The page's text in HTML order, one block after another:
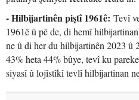
- Hilbijartinên piştî 1961ê: Tevî
1961ê û pê de, di hemî
ne û di her du hilbijartinên 2023 û
43% heta 44% bûye, tevî ku
siyasî û lojîstîkî tevlî hilbijartinan